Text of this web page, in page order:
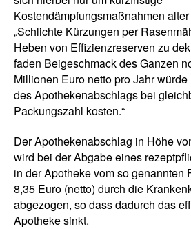
Kostendämpfungsmaßnahmen
„Schlichte Kürzungen per
Heben von Effizienzreserven zu
faden Beigeschmack des Ganzen
Millionen Euro netto pro Jahr
des Apothekenabschlags bei
Packungszahl kosten.“
Der Apothekenabschlag in Höhe
wird bei der Abgabe eines
in der Apotheke vom so genannten
8,35 Euro (netto) durch die
abgezogen, so dass dadurch das
Apotheke sinkt.